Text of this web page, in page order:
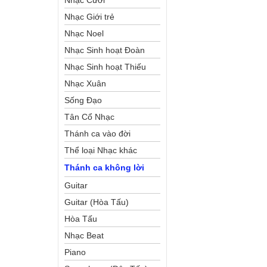
Nhạc Giới trẻ
Nhạc Noel
Nhạc Sinh hoạt Đoàn
Thể Công Giáo
Nhạc Sinh hoạt Thiếu
Nhi
Nhạc Xuân
Sống Đạo
Tân Cổ Nhạc
Thánh ca vào đời
Thể loại Nhạc khác
Thánh ca không lời
Guitar
Guitar (Hòa Tấu)
Hòa Tấu
Nhạc Beat
Piano